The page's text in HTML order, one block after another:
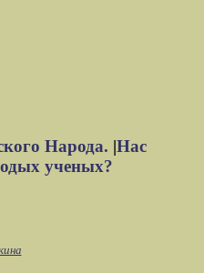
Народа. |Нас
ученых?